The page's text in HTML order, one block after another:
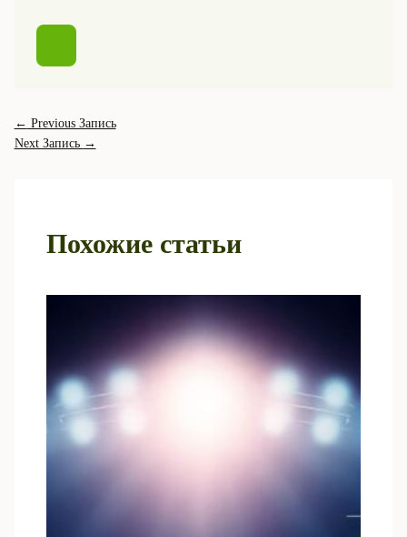
← Previous Запись
Next Запись →
Похожие статьи